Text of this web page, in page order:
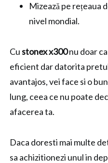
Mizează pe rețeaua
nivel mondial.
Custonex x300nu doar
eficient dar datorita
avantajos, vei face si o
lung, ceea ce nu poate
afacerea ta.
Daca doresti mai multe
sa achizitionezi unul in